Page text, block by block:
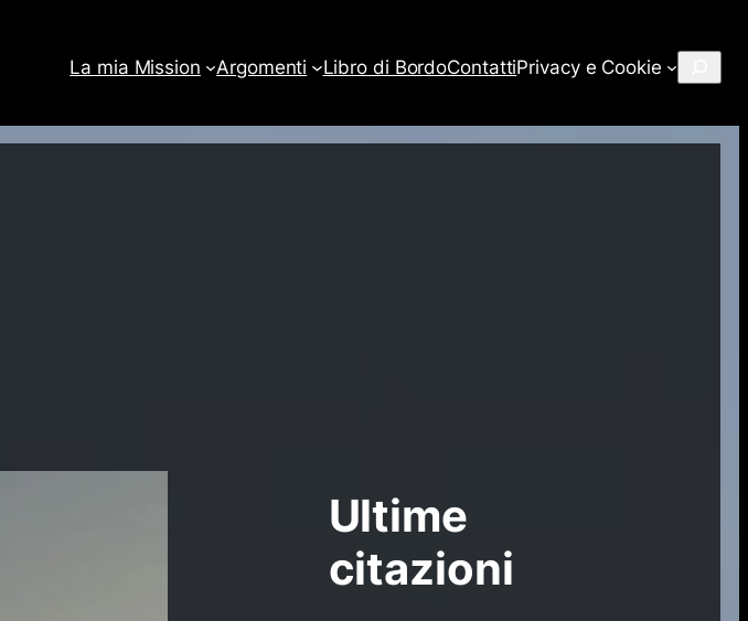
La mia Mission Argomenti Libro di BordoContattiPrivacy e Cookie
Ultime
citazioni